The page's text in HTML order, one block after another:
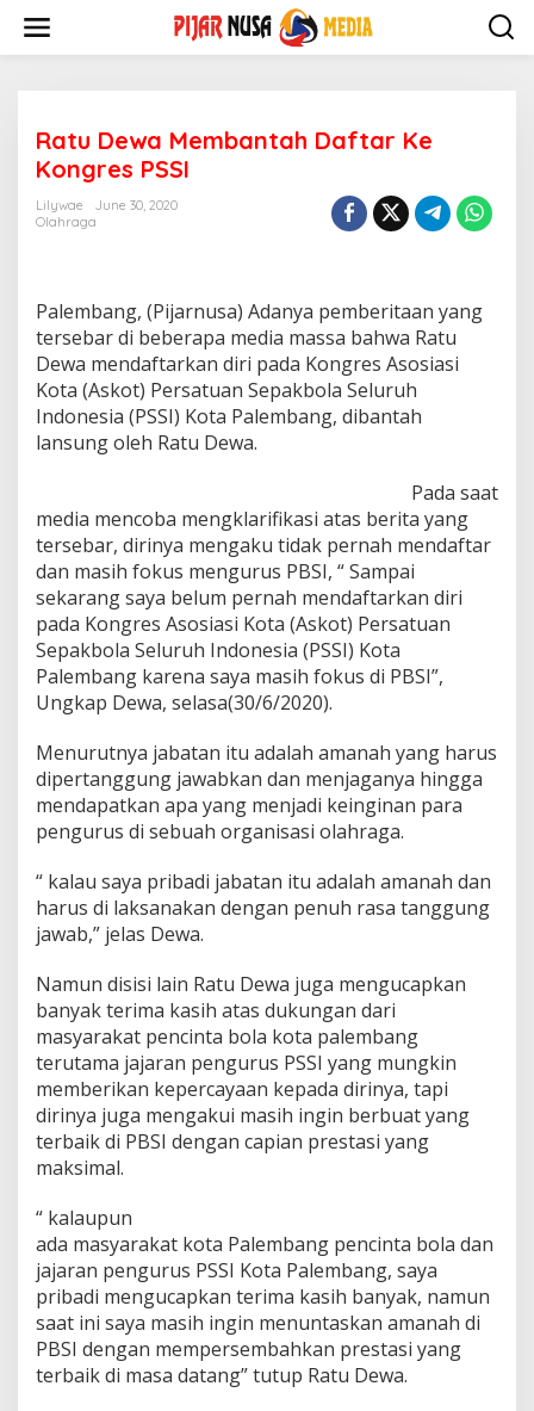
content
Ratu Dewa Membantah Daftar Ke
Kongres PSSI
Lilywae
June 30, 2020
Olahraga
Palembang, (Pijarnusa) Adanya pemberitaan yang
tersebar di beberapa media massa bahwa Ratu
Dewa mendaftarkan diri pada Kongres Asosiasi
Kota (Askot) Persatuan Sepakbola Seluruh
Indonesia (PSSI) Kota Palembang, dibantah
lansung oleh Ratu Dewa.
Pada saat
media mencoba mengklarifikasi atas berita yang
tersebar, dirinya mengaku tidak pernah mendaftar
dan masih fokus mengurus PBSI, “ Sampai
sekarang saya belum pernah mendaftarkan diri
pada Kongres Asosiasi Kota (Askot) Persatuan
Sepakbola Seluruh Indonesia (PSSI) Kota
Palembang karena saya masih fokus di PBSI”,
Ungkap Dewa, selasa(30/6/2020).
Menurutnya jabatan itu adalah amanah yang harus
dipertanggung jawabkan dan menjaganya hingga
mendapatkan apa yang menjadi keinginan para
pengurus di sebuah organisasi olahraga.
“ kalau saya pribadi jabatan itu adalah amanah dan
harus di laksanakan dengan penuh rasa tanggung
jawab,” jelas Dewa.
Namun disisi lain Ratu Dewa juga mengucapkan
banyak terima kasih atas dukungan dari
masyarakat pencinta bola kota palembang
terutama jajaran pengurus PSSI yang mungkin
memberikan kepercayaan kepada dirinya, tapi
dirinya juga mengakui masih ingin berbuat yang
terbaik di PBSI dengan capian prestasi yang
maksimal.
“ kalaupun
ada masyarakat kota Palembang pencinta bola dan
jajaran pengurus PSSI Kota Palembang, saya
pribadi mengucapkan terima kasih banyak, namun
saat ini saya masih ingin menuntaskan amanah di
PBSI dengan mempersembahkan prestasi yang
terbaik di masa datang” tutup Ratu Dewa.